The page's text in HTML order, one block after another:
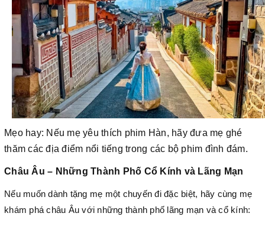
Mẹo hay: Nếu mẹ yêu thích phim Hàn, hãy đưa mẹ ghé
thăm các địa điểm nổi tiếng trong các bộ phim đình đám.
Châu Âu – Những Thành Phố Cổ Kính và Lãng Mạn
Nếu muốn dành tặng mẹ một chuyến đi đặc biệt, hãy cùng mẹ
khám phá châu Âu với những thành phố lãng mạn và cổ kính: